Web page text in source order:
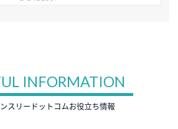
INFORMATION
スリードットコムお役立ち情報